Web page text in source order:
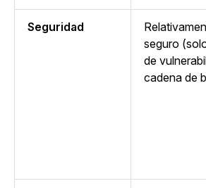
Seguridad
seguro
de
cadena de